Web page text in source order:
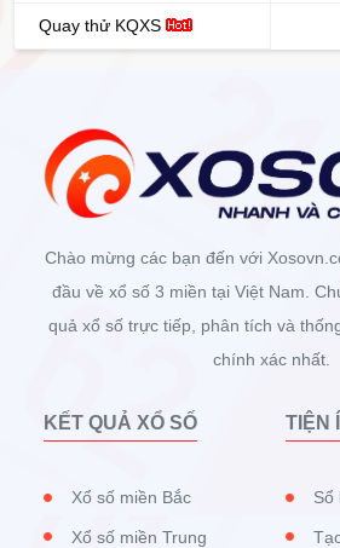
Quay thử KQXS
Chào mừng các bạn đến với
đầu về xổ số 3 miền tại Việt Nam.
quả xổ số trực tiếp, phân tích và
chính xác nhất.
KẾT QUẢ XỔ SỐ
Xổ số miền Bắc
Xổ số miền Trung
TIỆN
Sổ